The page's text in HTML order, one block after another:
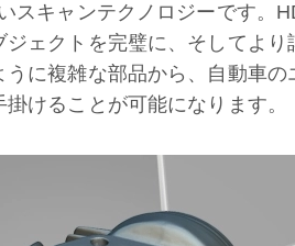
スキャンテクノロジーです。
ェクトを完璧に、そしてより
に複雑な部品から、自動車の
けることが可能になります。